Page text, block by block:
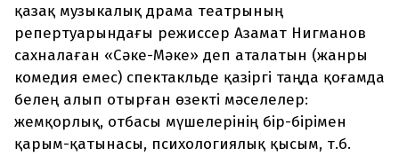
қазақ музыкалық драма театрының
репертуарындағы режиссер Азамат Нигманов
сахналаған «Сәке-Мәке» деп аталатын (жанры
комедия емес) спектакльде қазіргі таңда қоғамда
белең алып отырған өзекті мәселелер:
жемқорлық, отбасы мүшелерінің бір-бірімен
қарым-қатынасы, психологиялық қысым, т.б.